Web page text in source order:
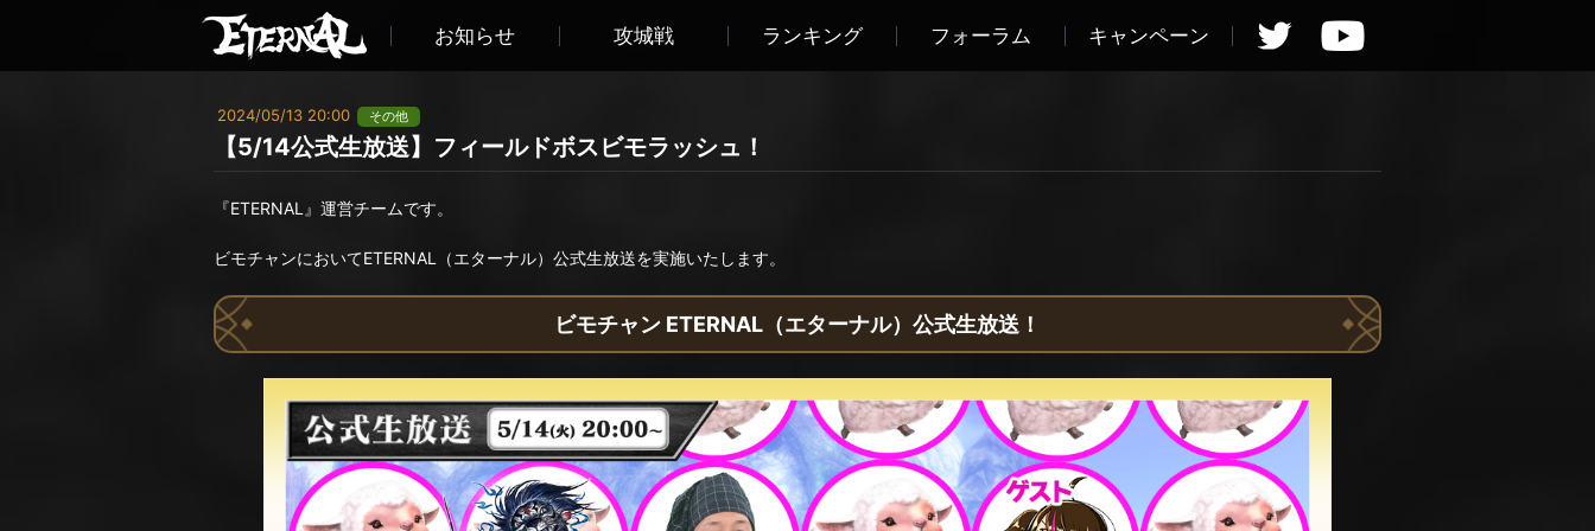
お知らせ 攻城戦 ランキング フォーラム キャンペーン
2024/05/13 20:00 その他
【5/14公式生放送】フィールドボスビモラッシュ！
『ETERNAL』運営チームです。
ビモチャンにおいてETERNAL（エターナル）公式生放送を実施いたします。
ビモチャン ETERNAL（エターナル）公式生放送！